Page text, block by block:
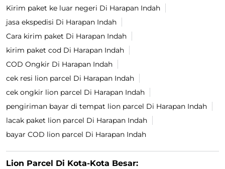
Kirim paket ke luar negeri Di Harapan Indah
jasa ekspedisi Di Harapan Indah
Cara kirim paket Di Harapan Indah
kirim paket cod Di Harapan Indah
COD Ongkir Di Harapan Indah
cek resi lion parcel Di Harapan Indah
cek ongkir lion parcel Di Harapan Indah
pengiriman bayar di tempat lion parcel Di Harapan Indah
lacak paket lion parcel Di Harapan Indah
bayar COD lion parcel Di Harapan Indah
Lion Parcel Di Kota-Kota Besar: